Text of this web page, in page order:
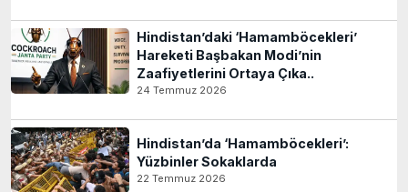
Hindistan’daki ‘Hamamböcekleri’
Hareketi Başbakan Modi’nin
Zaafiyetlerini Ortaya Çıka..
24 Temmuz 2026
Hindistan’da ‘Hamamböcekleri’:
Yüzbinler Sokaklarda
22 Temmuz 2026